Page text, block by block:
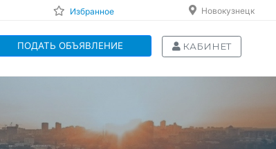
Избранное Новокузнецк
ПОДАТЬ ОБЪЯВЛЕНИЕ КАБИНЕТ